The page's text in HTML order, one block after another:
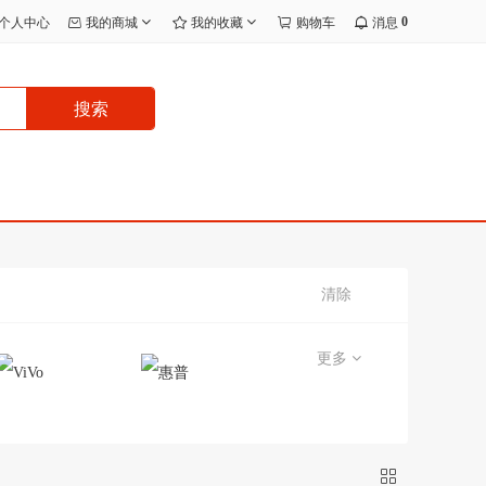
人中心 我的商城 我的收藏 购物车 消息 0
搜索
清除
更多